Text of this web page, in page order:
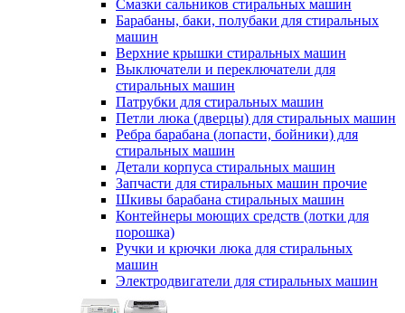
Смазки сальников стиральных машин
Барабаны, баки, полубаки для стиральных
машин
Верхние крышки стиральных машин
Выключатели и переключатели для
стиральных машин
Патрубки для стиральных машин
Петли люка (дверцы) для стиральных машин
Ребра барабана (лопасти, бойники) для
стиральных машин
Детали корпуса стиральных машин
Запчасти для стиральных машин прочие
Шкивы барабана стиральных машин
Контейнеры моющих средств (лотки для
порошка)
Ручки и крючки люка для стиральных
машин
Электродвигатели для стиральных машин